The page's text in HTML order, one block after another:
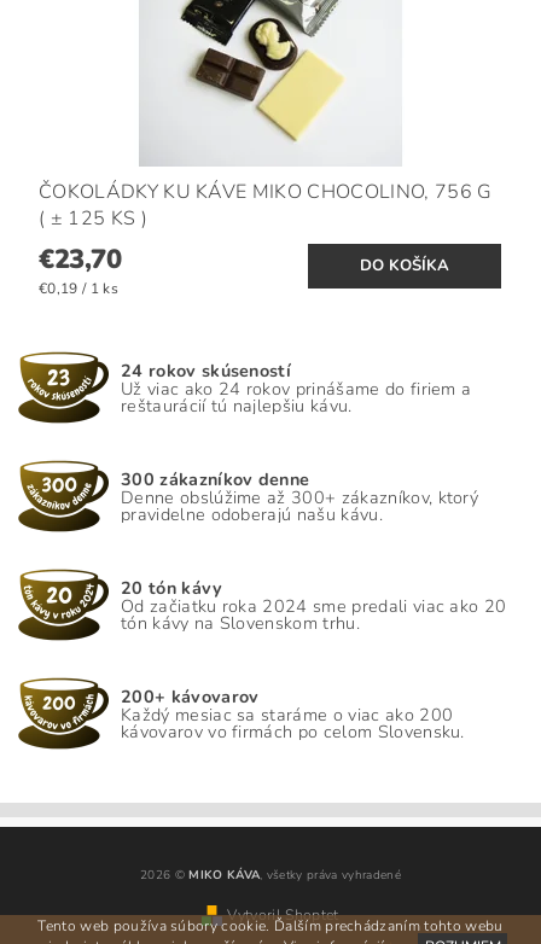
ČOKOLÁDKY KU KÁVE MIKO CHOCOLINO, 756 G
( ± 125 KS )
€23,70
€0,19 / 1 ks
24 rokov skúseností
Už viac ako 24 rokov prinášame do firiem a
reštaurácií tú najlepšiu kávu.
300 zákazníkov denne
Denne obslúžime až 300+ zákazníkov, ktorý
pravidelne odoberajú našu kávu.
20 tón kávy
Od začiatku roka 2024 sme predali viac ako 20
tón kávy na Slovenskom trhu.
200+ kávovarov
Každý mesiac sa staráme o viac ako 200
kávovarov vo firmách po celom Slovensku.
2026 ©MIKO KÁVA, všetky práva vyhradené
Vytvoril Shoptet
Tento web používa súbory cookie. Ďalším prechádzaním tohto webu